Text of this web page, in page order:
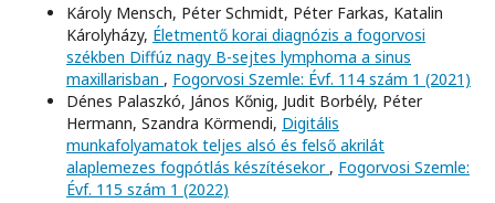
Károly Mensch, Péter Schmidt, Péter Farkas, Katalin
Károlyházy, Életmentő korai diagnózis a fogorvosi
székben Diffúz nagy B-sejtes lymphoma a sinus
maxillarisban , Fogorvosi Szemle: Évf. 114 szám 1 (2021)
Dénes Palaszkó, János Kőnig, Judit Borbély, Péter
Hermann, Szandra Körmendi, Digitális
munkafolyamatok teljes alsó és felső akrilát
alaplemezes fogpótlás készítésekor , Fogorvosi Szemle:
Évf. 115 szám 1 (2022)